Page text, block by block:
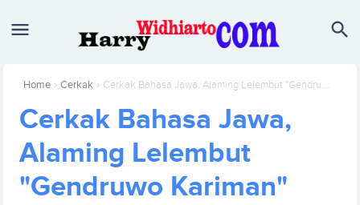
Home ›Cerkak › Cerkak Bahasa Jawa, Alaming Lelembut "Gendruwo Kariman"
Cerkak Bahasa Jawa,
Alaming Lelembut
"Gendruwo Kariman"